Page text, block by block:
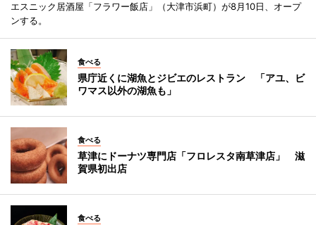
エスニック居酒屋「フラワー飯店」（大津市浜町）が8月10日、オープ
ンする。
食べる
県庁近くに湖魚とジビエのレストラン 「アユ、ビ
ワマス以外の湖魚も」
食べる
草津にドーナツ専門店「フロレスタ南草津店」 滋
賀県初出店
食べる